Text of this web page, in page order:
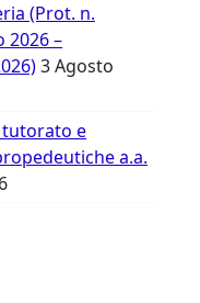
(Prot. n.
2026 –
3 Agosto
tutorato e
a.a.